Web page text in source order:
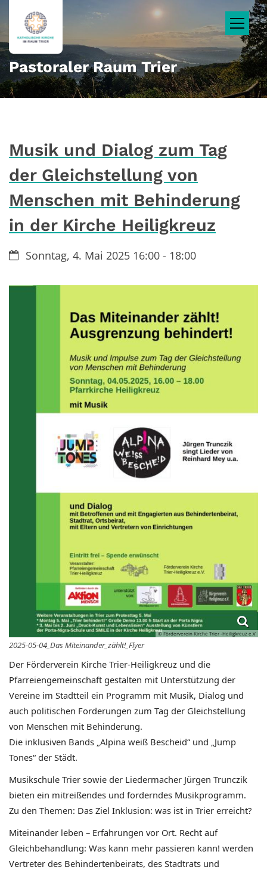
Pastoraler Raum Trier
Musik und Dialog zum Tag
der Gleichstellung von
Menschen mit Behinderung
in der Kirche Heiligkreuz
Datum:Sonntag, 4. Mai 2025 16:00 - 18:00
© Förderverein Kirche Trier -Heiligkreuz e.V
2025-05-04_Das Miteinander_zählt!_Flyer
Der Förderverein Kirche Trier-Heiligkreuz und die
Pfarreiengemeinschaft gestalten mit Unterstützung der
Vereine im Stadtteil ein Programm mit Musik, Dialog und
auch politischen Forderungen zum Tag der Gleichstellung
von Menschen mit Behinderung.
Die inklusiven Bands „Alpina weiß Bescheid“ und „Jump
Tones“ der Städt.
Musikschule Trier sowie der Liedermacher Jürgen Trunczik
bieten ein mitreißendes und forderndes Musikprogramm.
Zu den Themen: Das Ziel Inklusion: was ist in Trier erreicht?
Miteinander leben – Erfahrungen vor Ort. Recht auf
Gleichbehandlung: Was kann mehr passieren kann! werden
Vertreter des Behindertenbeirats, des Stadtrats und